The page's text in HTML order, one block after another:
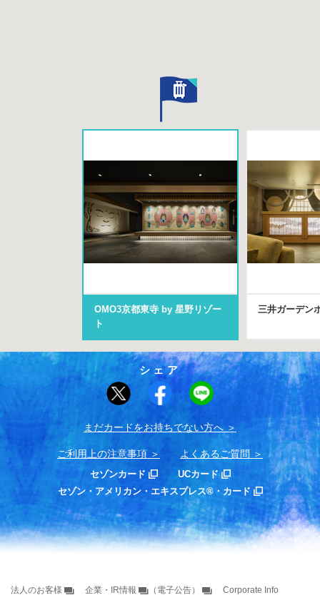
OMO3京都東寺 by 星野リゾー
ト
三井ガーデン
シェア
まだカードをお持ちでない⽅へ
ご利用上の注意事項 よくあるご質問
セゾンカード
UCカード
セゾン・アメリカン・エキスプレス®・カード
法人のお客様 企業・IR情報 （電子公告） Corporate Info